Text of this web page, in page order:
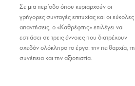
Σε μια περίοδο όπου κυριαρχούν οι
γρήγορες συνταγές επιτυχίας και οι εύκολες
απαντήσεις, ο «Καθρέφτης» επιλέγει να
εστιάσει σε τρεις έννοιες που διατρέχουν
σχεδόν ολόκληρο το έργο: την πειθαρχία, τη
συνέπεια και την αξιοπιστία.